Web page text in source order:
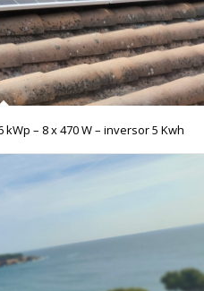
– 8 x 470 W – inversor 5 Kwh